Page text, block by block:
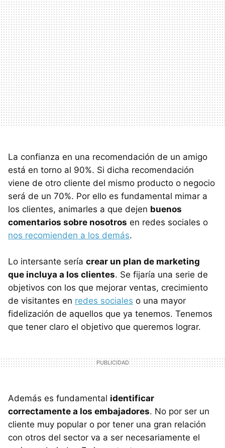
La confianza en una recomendación de un amigo
está en torno al 90%. Si dicha recomendación
viene de otro cliente del mismo producto o negocio
será de un 70%. Por ello es fundamental mimar a
los clientes, animarles a que dejen buenos
comentarios sobre nosotros en redes sociales o
nos recomienden a los demás.
Lo intersante sería crear un plan de marketing
que incluya a los clientes. Se fijaría una serie de
objetivos con los que mejorar ventas, crecimiento
de visitantes en redes sociales o una mayor
fidelización de aquellos que ya tenemos. Tenemos
que tener claro el objetivo que queremos lograr.
Además es fundamental identificar
correctamente a los embajadores. No por ser un
cliente muy popular o por tener una gran relación
con otros del sector va a ser necesariamente el